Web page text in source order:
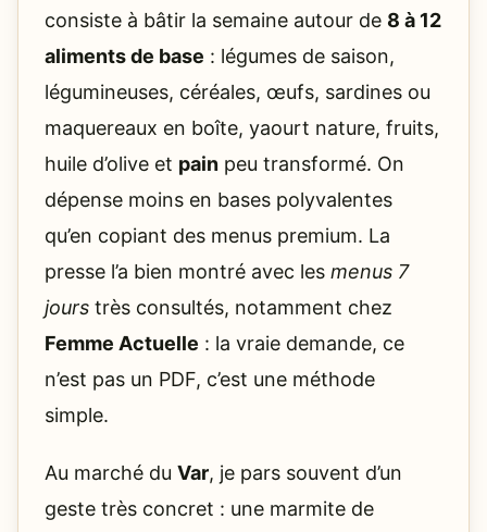
consiste à bâtir la semaine autour de 8 à 12
aliments de base : légumes de saison,
légumineuses, céréales, œufs, sardines ou
maquereaux en boîte, yaourt nature, fruits,
huile d’olive et pain peu transformé. On
dépense moins en bases polyvalentes
qu’en copiant des menus premium. La
presse l’a bien montré avec les menus 7
jours très consultés, notamment chez
Femme Actuelle : la vraie demande, ce
n’est pas un PDF, c’est une méthode
simple.
Au marché du Var, je pars souvent d’un
geste très concret : une marmite de